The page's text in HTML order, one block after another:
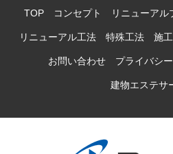
TOP コンセプト リニューアル
リニューアル工法 特殊工法 施
お問い合わせ プライバシ
建物エステサ